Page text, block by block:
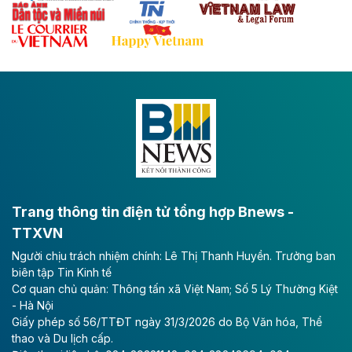
Theo baodautu.vn
Đề xuất đầu tư 11.500 tỷ đồng xây dựng cao
tốc CT.11 qua Ninh Bình
Đông A dài khoảng 25,1 km được kỳ vọng sẽ tạo động
lực phát triển kinh tế - xã hội khu vực phía Nam đồng
Long Thành
Tổng công ty Cảng hàng không Việt Nam - CTCP
(ACV) vừa lập kỷ lục mới về lợi nhuận trong quý
II/2026.
Theo baodautu.vn
Vinaconex lập đỉnh doanh thu
Trang thông tin điện tử tổng hợp Bnews -
TTXVN
Người chịu trách nhiệm chính: Lê Thị Thanh Huyền. Trưởng ban
biên tập Tin Kinh tế
Cơ quan chủ quản: Thông tấn xã Việt Nam; Số 5 Lý Thường Kiệt
- Hà Nội
Giấy phép số 56/TTĐT ngày 31/3/2026 do Bộ Văn hóa, Thể
thao và Du lịch cấp.